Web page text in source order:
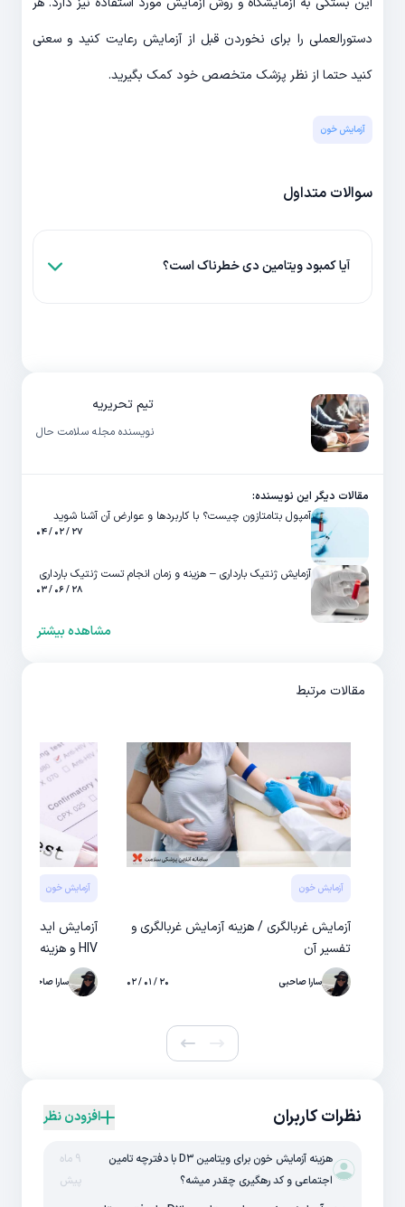
دستورالعملی را برای نخوردن قبل از آزمایش رعایت کنید و سعنی
کنید حتما از نظر پزشک متخصص خود کمک بگیرید.
آزمایش خون
سوالات متداول
آیا کمبود ویتامین دی خطرناک است؟
تیم تحریریه
نویسنده مجله سلامت حال
مقالات دیگر این نویسنده:
آمپول بتامتازون چیست؟ با کاربردها و عوارض آن آشنا شوید
۲۷ / ۰۲ / ۰۴
آزمایش ژنتیک بارداری – هزینه و زمان انجام تست ژنتیک بارداری
۲۸ / ۰۶ / ۰۳
مشاهده بیشتر
مقالات مرتبط
آزمایش خون
آزمایش غربالگری / هزینه آزمایش غربالگری و
تفسیر آن
سارا صاحبی ۲۰ / ۰۱ / ۰۲
آزمایش خون
آزمایش ایدز در
HIV و هزینه آن
سارا صاحبی
نظرات کاربران افزودن نظر
هزینه آزمایش خون برای ویتامین D۳ با دفترچه تامین
اجتماعی و کد رهگیری چقدر میشه؟
9 ماه
پیش